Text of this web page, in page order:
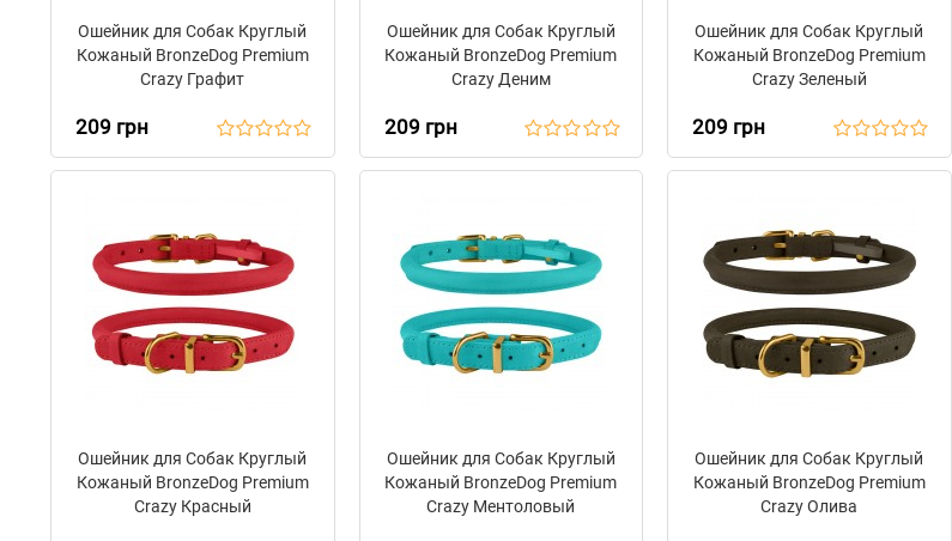
Ошейник для Собак Круглый
Кожаный BronzeDog Premium
Crazy Графит
209 грн
Ошейник для Собак Круглый
Кожаный BronzeDog Premium
Crazy Деним
209 грн
Ошейник для Собак Круглый
Кожаный BronzeDog Premium
Crazy Зеленый
209 грн
Ошейник для Собак Круглый
Кожаный BronzeDog Premium
Crazy Красный
Ошейник для Собак Круглый
Кожаный BronzeDog Premium
Crazy Ментоловый
Ошейник для Собак Круглый
Кожаный BronzeDog Premium
Crazy Олива